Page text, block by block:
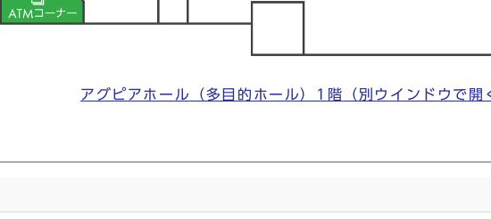
アグピアホール（多目的ホール）1階 （別ウインドウで開